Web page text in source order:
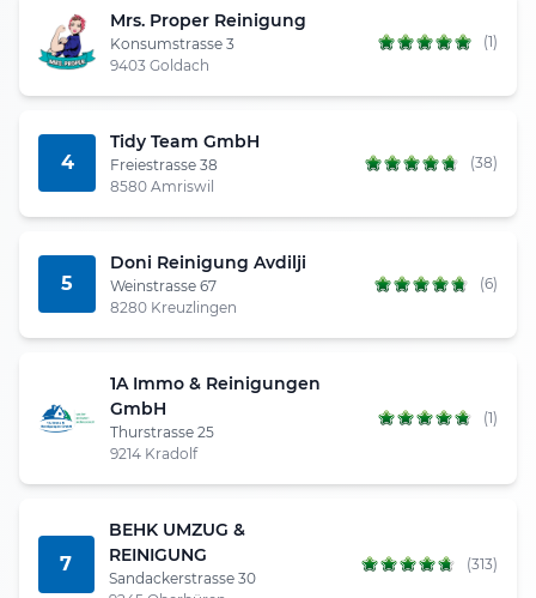
Mrs. Proper Reinigung
Konsumstrasse 3
9403 Goldach
(1)
4
Tidy Team GmbH
Freiestrasse 38
8580 Amriswil
(38)
5
Doni Reinigung Avdilji
Weinstrasse 67
8280 Kreuzlingen
(6)
1A Immo & Reinigungen
GmbH
Thurstrasse 25
9214 Kradolf
(1)
7
BEHK UMZUG &
REINIGUNG
Sandackerstrasse 30
(313)